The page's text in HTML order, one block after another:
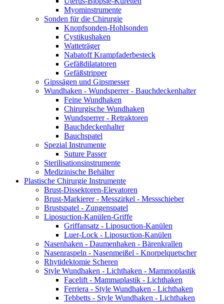
Myominstrumente
Sonden für die Chirurgie
Knopfsonden-Hohlsonden
Cystikushaken
Watteträger
Nabatoff Krampfaderbesteck
Gefäßdilatatoren
Gefäßstripper
Gipssägen und Gipsmesser
Wundhaken - Wundsperrer - Bauchdeckenhalter
Feine Wundhaken
Chirurgische Wundhaken
Wundsperrer - Retraktoren
Bauchdeckenhalter
Bauchspatel
Spezial Instrumente
Suture Passer
Sterilisationsinstrumente
Medizinische Behälter
Plastische Chirurgie Instrumente
Brust-Dissektoren-Elevatoren
Brust-Markierer - Messzirkel - Messschieber
Brustspatel - Zungenspatel
Liposuction-Kanülen-Griffe
Griffansatz - Liposuction-Kanülen
Luer-Lock - Liposuction-Kanülen
Nasenhaken - Daumenhaken - Bärenkrallen
Nasenraspeln - Nasenmeißel - Knorpelquetscher
Rhytidektomie Scheren
Style Wundhaken - Lichthaken - Mammoplastik
Facelift - Mammaplastik - Lichthaken
Ferriera - Style Wundhaken - Lichthaken
Tebbetts - Style Wundhaken - Lichthaken